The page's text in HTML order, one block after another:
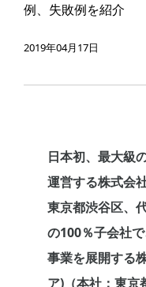
例、失敗例を紹介
2019年04月17日
日本初、最大級
運営する株式会
東京都渋谷区、
の100％子会社
事業を展開する
ア)（本社：東京